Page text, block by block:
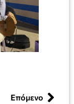
Επόμενο